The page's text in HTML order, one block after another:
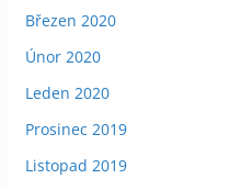
Březen 2020
Únor 2020
Leden 2020
Prosinec 2019
Listopad 2019